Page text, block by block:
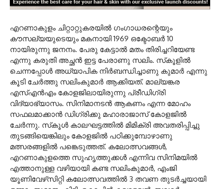
എറണാകുളം ചിറ്റാറ്റുകരയില്‍ ഗംഗാധരന്റെയും
കൗസല്യയുടെയും മകനായി 1969 ഒക്ടോബര്‍ 10
നായിരുന്നു ജനനം. പേരു കേട്ടാല്‍ മതം തിരിച്ചറിയേണ്ട
എന്നു കരുതി അച്ഛന്‍ ഇട്ട പേരാണു സലിം. സ്‌കൂളില്‍
ചെന്നപ്പോള്‍ അധ്യാപിക നിര്‍ബന്ധിച്ചാണു കുമാര്‍ എന്നു
കൂടി ചേര്‍ത്തു സലിംകുമാര്‍ ആക്കിയത്. മാല്യങ്കര
എസ്എന്‍എം കോളജിലായിരുന്നു പ്രീഡിഗ്രി
വിദ്യാഭ്യാസം. സിനിമാനടന്‍ ആകണം എന്ന മോഹം
സഫലമാക്കാന്‍ ഡിഗ്രിക്കു മഹാരാജാസ് കോളജില്‍
ചേര്‍ന്നു. സ്‌കൂള്‍ കാലഘട്ടത്തില്‍ മിമിക്രി അവതരിപ്പിച്ചു
തുടങ്ങിയെങ്കിലും കോളജില്‍ പഠിക്കുമ്പോഴാണു
മത്സരങ്ങളില്‍ പങ്കെടുത്തത്. കലോത്സവങ്ങള്‍,
എറണാകുളത്തെ സുഹൃത്തുക്കള്‍ എന്നിവ സിനിമയില്‍
എത്താനുള്ള വഴിയായി കണ്ട സലിംകുമാര്‍, എംജി
യൂണിവേഴ്‌സിറ്റി കലോത്സവത്തില്‍ 3 തവണ തുടര്‍ച്ചയായി